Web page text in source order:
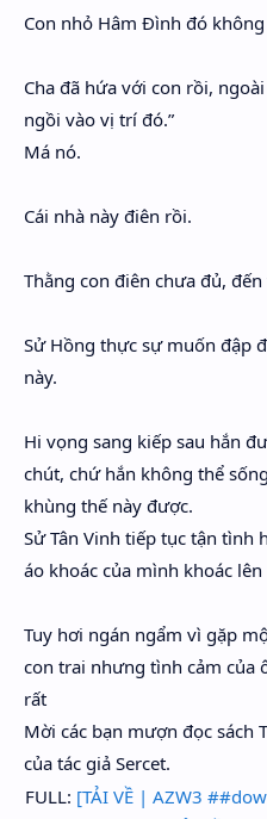
Con nhỏ Hâm Đình đó
Cha đã hứa với con rồi,
ngồi vào vị trí đó.”
Má nó.
Cái nhà này điên rồi.
Thằng con điên chưa đủ,
Sử Hồng thực sự muốn đập
này.
Hi vọng sang kiếp sau hắn
chút, chứ hắn không thể
khùng thế này được.
Sử Tân Vinh tiếp tục tận tình
áo khoác của mình khoác
Tuy hơi ngán ngẩm vì gặp
con trai nhưng tình cảm của
rất
Mời các bạn mượn đọc sách
của tác giả Sercet.
FULL: [TẢI VỀ | AZW3